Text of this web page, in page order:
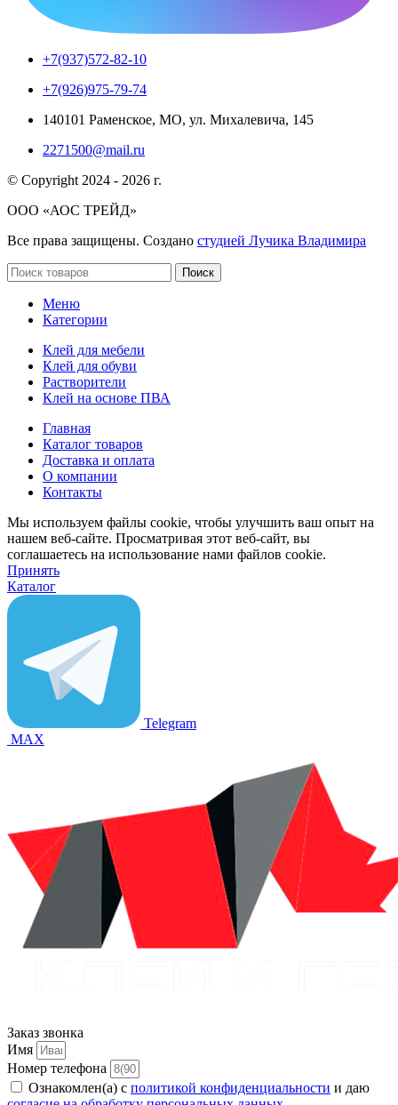
+7(937)572-82-10
+7(926)975-79-74
140101 Раменское, МО, ул. Михалевича, 145
2271500@mail.ru
© Copyright 2024 - 2026 г.
ООО «АОС ТРЕЙД»
Все права защищены. Создано студией Лучика Владимира
Поиск
Меню
Категории
Клей для мебели
Клей для обуви
Растворители
Клей на основе ПВА
Главная
Каталог товаров
Доставка и оплата
О компании
Контакты
Мы используем файлы cookie, чтобы улучшить ваш опыт на
нашем веб-сайте. Просматривая этот веб-сайт, вы
соглашаетесь на использование нами файлов cookie.
Принять
Каталог
Telegram
MAX
Заказ звонка
Имя
Номер телефона
Ознакомлен(а) с политикой конфиденциальности и даю